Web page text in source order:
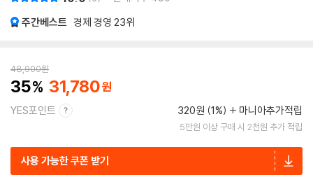
주간베스트 경제 경영 23위
48,900원
35 31,780
YES포인트 320원 (1%) 마니아추가적립
5만원 이상 구매 시 2천원 추가 적립
사용 가능한 쿠폰 받기